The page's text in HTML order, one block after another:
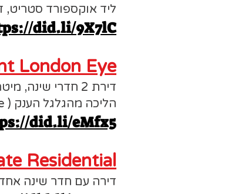
ליד אוקספורד סטריט,
did.li/9X7lC
London Eye
הליכה מהגלגל הענק ( Londom eye).
did.li/eMfx5
Residential
דירה עם חדר שינה